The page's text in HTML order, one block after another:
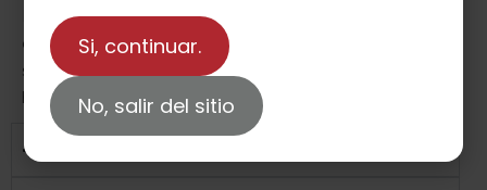
Estamos comprometidos con proveer equipos de alta
calidad con tecnología de vanguardia, ofreciendo un
servicio integral con personal capacitado, cercano y
humano.
Si, continuar.
No, salir del sitio